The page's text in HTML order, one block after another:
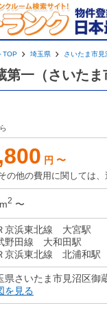
TOP 埼玉県 さいたま市見
第一（さいたま
円 〜
の他の費用に関しては、
2 〜
京浜東北線 大宮駅
野田線 大和田駅
京浜東北線 北浦和駅
県さいたま市見沼区御
を見る